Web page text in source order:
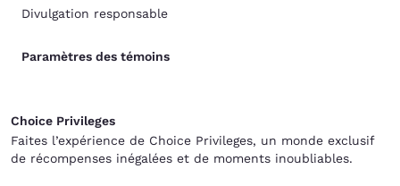
Divulgation responsable
Paramètres des témoins
Choice Privileges
Faites l’expérience de Choice Privileges, un monde exclusif
de récompenses inégalées et de moments inoubliables.